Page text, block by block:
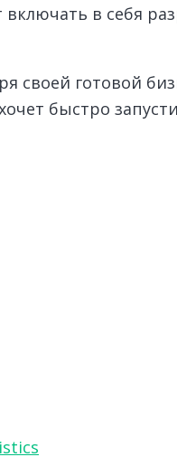
в себя
своей готовой
быстро